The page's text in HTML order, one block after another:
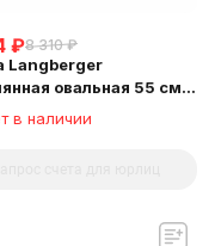
₽8 310 ₽
Langberger
овальная 55 см
в наличии